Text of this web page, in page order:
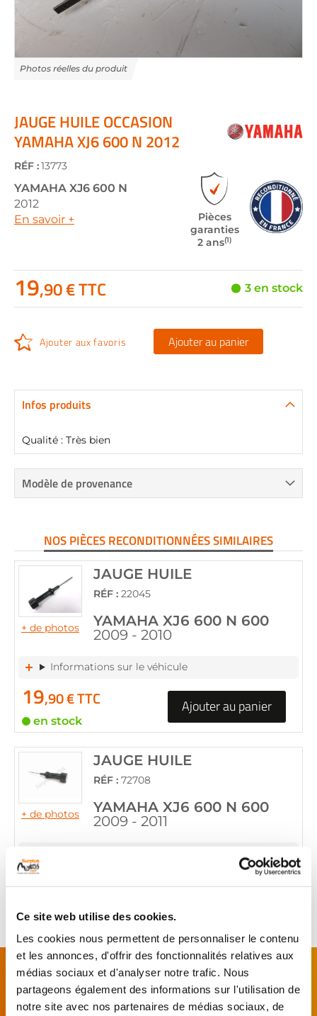
Ce site web utilise des cookies.
Les cookies nous permettent de personnaliser le contenu
et les annonces, d'offrir des fonctionnalités relatives aux
médias sociaux et d'analyser notre trafic. Nous
partageons également des informations sur l'utilisation de
notre site avec nos partenaires de médias sociaux, de
the
beginning
of
the
images
gallery
JAUGE HUILE OCCASION
YAMAHA XJ6 600 N 2012
RÉF :13773
YAMAHA XJ6 600 N
2012
En savoir +
Pièces
garanties
2 ans(1)
19,90 € TTC 3 en stock
Ajouter aux favoris Ajouter au panier
Infos produits
Qualité : Très bien
Modèle de provenance
NOS PIÈCES RECONDITIONNÉES SIMILAIRES
+ de photos
JAUGE HUILE
RÉF : 22045
YAMAHA XJ6 600 N 600
2009 - 2010
Informations sur le véhicule
19,90 € TTC
en stock
Ajouter au panier
+ de photos
JAUGE HUILE
RÉF : 72708
YAMAHA XJ6 600 N 600
2009 - 2011
14,90 € TTC Ajouter au panier
FAITES MONTER VOTRE PIÈCE !
De l’achat depièces motosd’occasion garanties
jusqu'à la révision complète de votre moto,